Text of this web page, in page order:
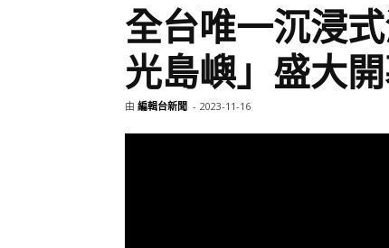
全台唯一沉浸
光島嶼」盛大
由 編輯台新聞 - 2023-11-16